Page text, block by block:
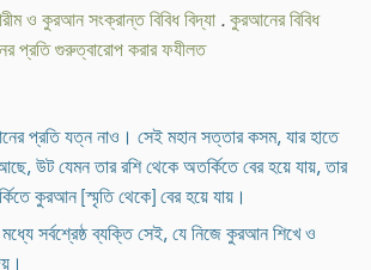
ও কুরআন সংক্রান্ত বিবিধ বিদ্যা.কুরআনের বিবিধ
প্রতি গুরুত্বারোপ করার ফযীলত
প্রতি যত্ন নাও। সেই মহান সত্তার কসম, যার হাতে
উট যেমন তার রশি থেকে অতর্কিতে বের হয়ে যায়, তার
কুরআন [স্মৃতি থেকে] বের হয়ে যায়।
সর্বশ্রেষ্ঠ ব্যক্তি সেই, যে নিজে কুরআন শিখে ও